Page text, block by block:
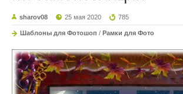
sharov08 25 мая 2020 785
Шаблоны для Фотошоп / Рамки для Фото